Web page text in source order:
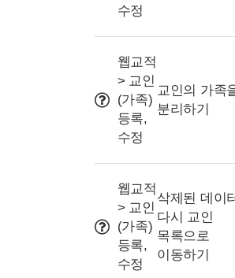
수정
웹교적
> 교인
(가족)
등록,
수정
교인의 가족
분리하기
웹교적
> 교인
(가족)
등록,
수정
삭제된 데이
다시 교인
목록으로
이동하기